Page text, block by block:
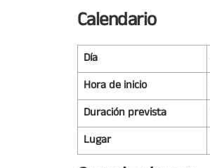
Calendario
Día
Hora de inicio
Duración prevista
Lugar